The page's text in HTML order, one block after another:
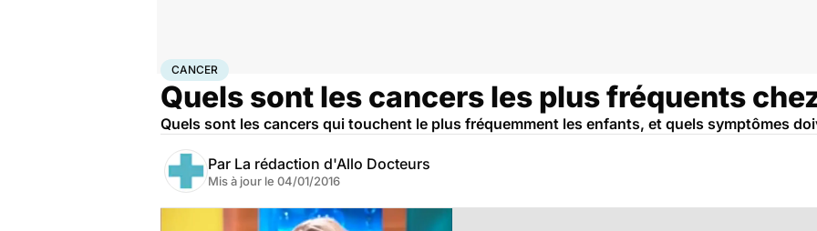
AccueilSanté
CANCER
Quels sont les cancers les plus fréquents
Quels sont les cancers qui touchent le plus fréquemment les enfants, et quels symptômes
Par La rédaction d'Allo Docteurs
Mis à jour le 04/01/2016